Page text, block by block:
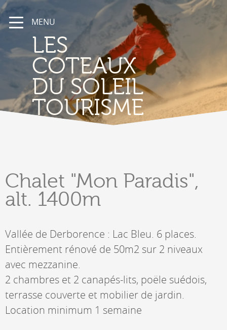
MENU
LES
COTEAUX
DU SOLEIL
TOURISME
Chalet "Mon Paradis",
alt. 1400m
Vallée de Derborence : Lac Bleu. 6 places.
Entièrement rénové de 50m2 sur 2 niveaux
avec mezzanine.
2 chambres et 2 canapés-lits, poële suédois,
terrasse couverte et mobilier de jardin.
Location minimum 1 semaine